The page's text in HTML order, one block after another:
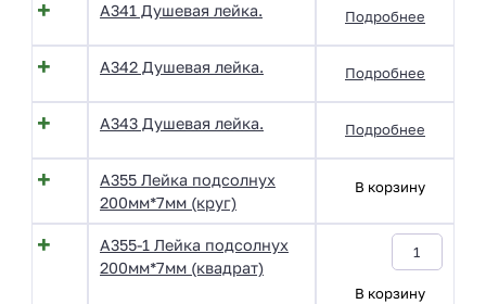
A341 Душевая лейка. Подробнее
A342 Душевая лейка. Подробнее
A343 Душевая лейка. Подробнее
A355 Лейка подсолнух
200мм*7мм (круг)
В корзину
A355-1 Лейка подсолнух
200мм*7мм (квадрат)
В корзину